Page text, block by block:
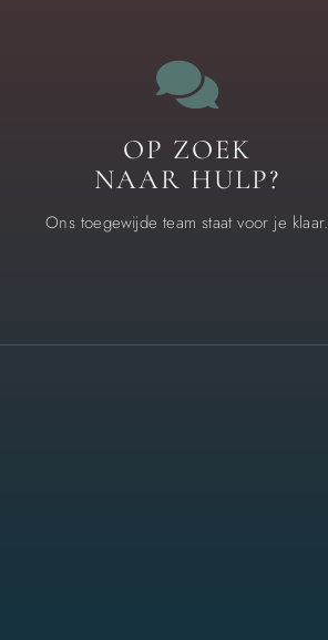
OP ZOEK
NAAR HULP?
Ons toegewijde team staat voor je klaar.